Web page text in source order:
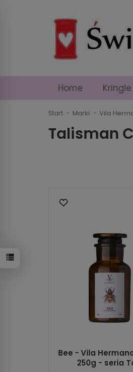
Home
Start Marki Vila
Talisman
Bee - Vila
250g - seria